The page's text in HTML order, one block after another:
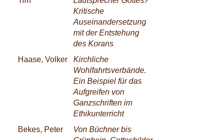
Kritische
Auseinandersetzung
mit der Entstehung
des Korans
Haase, Volker
Kirchliche
Wohlfahrtsverbände.
Ein Beispiel für das
Aufgreifen von
Ganzschriften im
Ethikunterricht
Bekes, Peter
Von Büchner bis